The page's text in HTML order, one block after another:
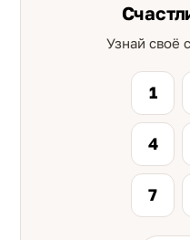
Узнай своё
1
4
7